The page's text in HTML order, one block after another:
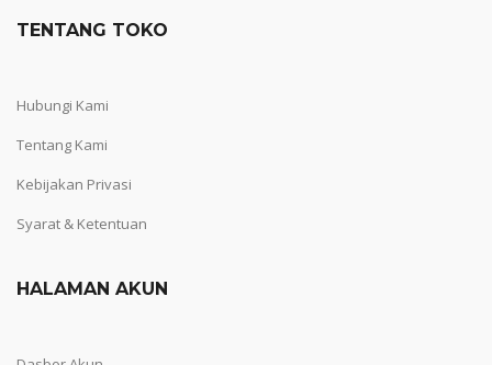
TENTANG TOKO
Hubungi Kami
Tentang Kami
Kebijakan Privasi
Syarat & Ketentuan
HALAMAN AKUN